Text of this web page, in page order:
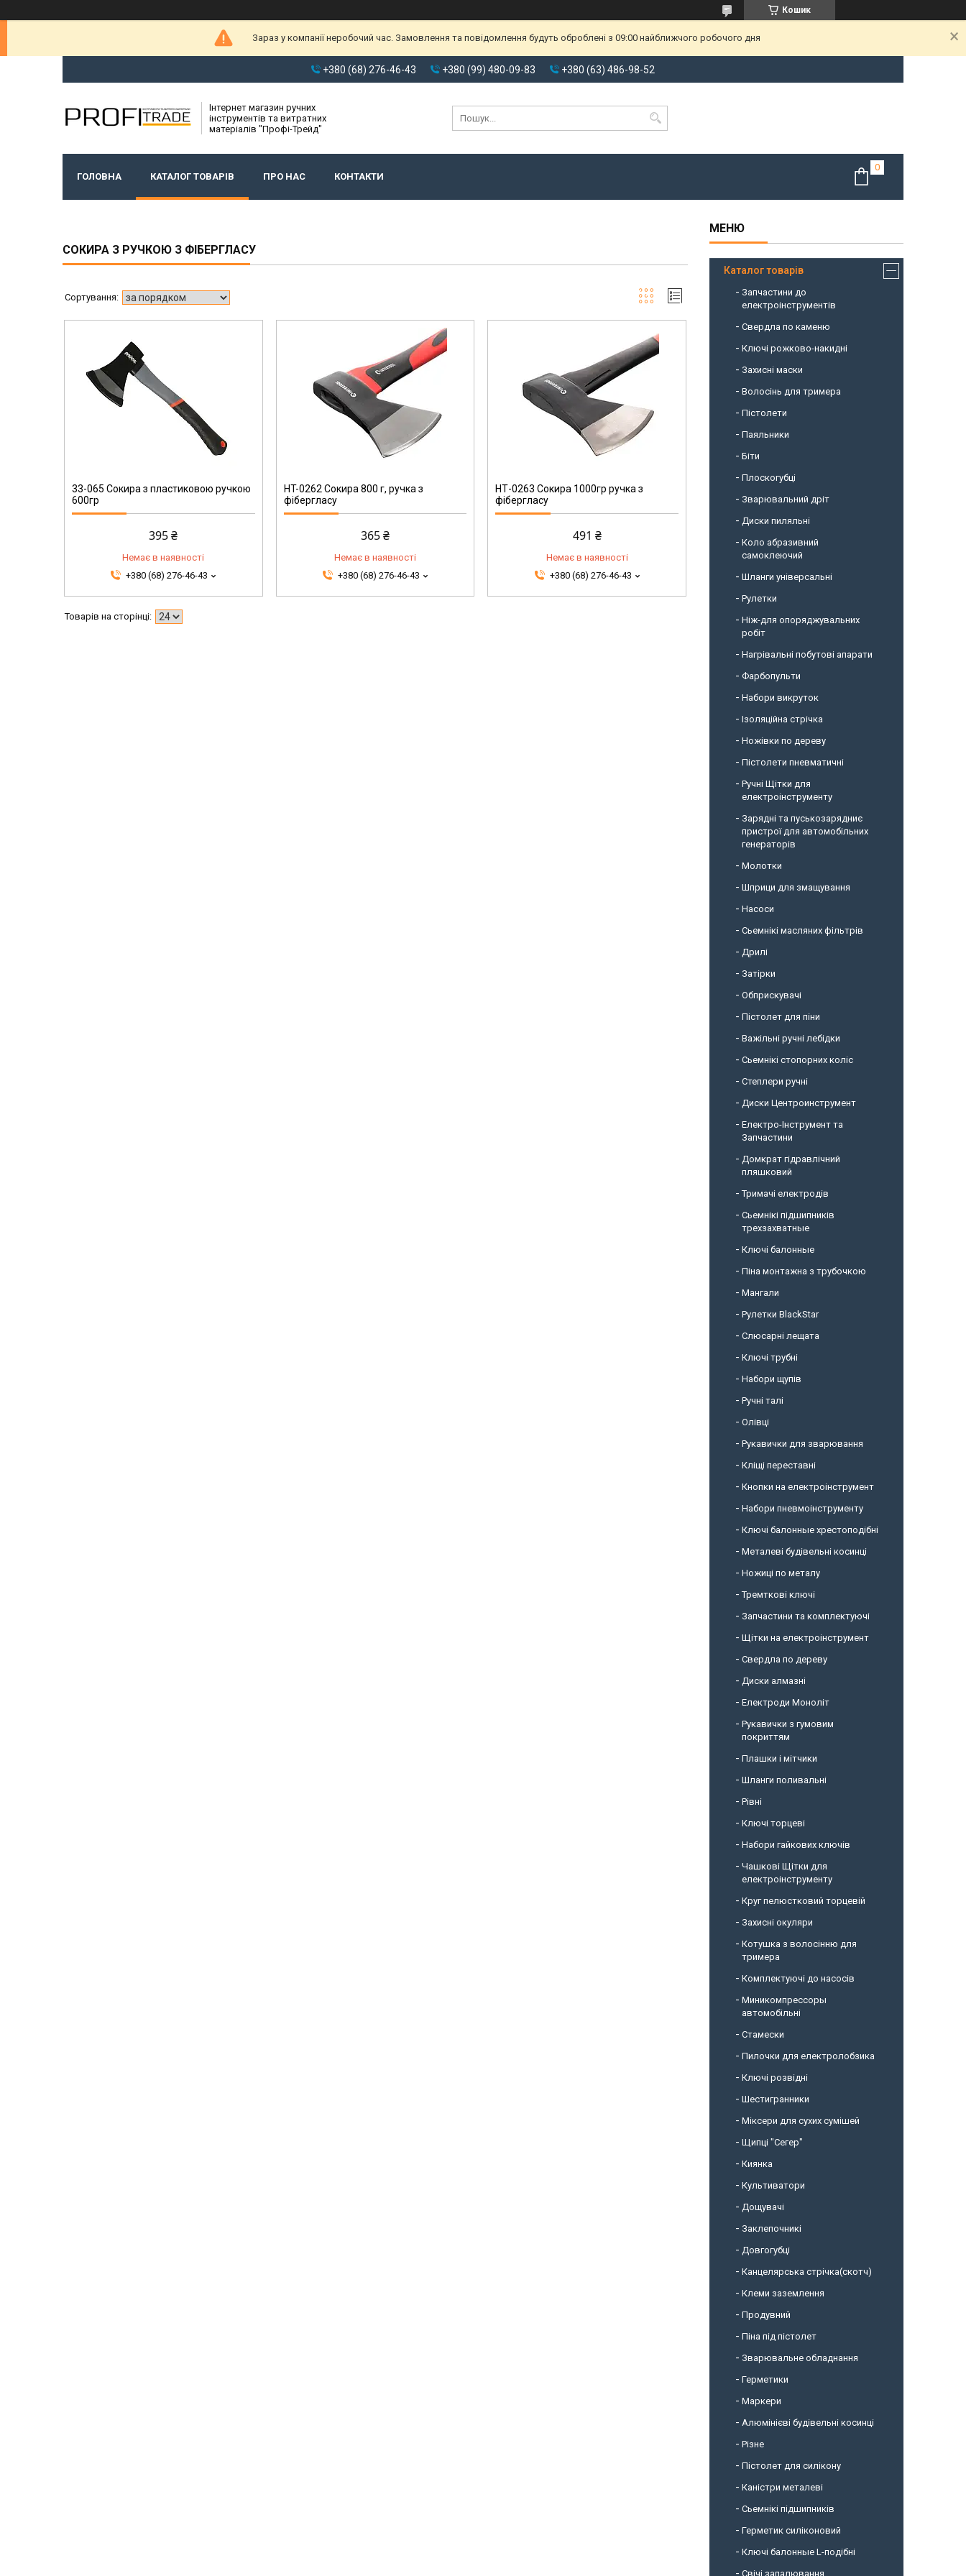
Кошик
Зараз у компанії неробочий час. Замовлення та повідомлення будуть оброблені з 09:00 найближчого робочого дня
+380 (68) 276-46-43 +380 (99) 480-09-83 +380 (63) 486-98-52
Інтернет магазин ручних
інструментів та витратних
матеріалів "Профі-Трейд"
ГОЛОВНА КАТАЛОГ ТОВАРІВ ПРО НАС КОНТАКТИ
СОКИРА З РУЧКОЮ З ФІБЕРГЛАСУ
33-065 Сокира з пластиковою ручкою
600гр
395 ₴
Немає в наявності
+380 (68) 276-46-43
HT-0262 Сокира 800 г, ручка з
фібергласу
365 ₴
Немає в наявності
+380 (68) 276-46-43
HT-0263
НТ-0263 Сокира 1000гр ручка з
фібергласу
491 ₴
Немає в наявності
+380 (68) 276-46-43
Каталог товарів
Запчастини до
електроінструментів
Свердла по каменю
Ключі рожково-накидні
Захисні маски
Волосінь для тримера
Пістолети
Паяльники
Біти
Плоскогубці
Зварювальний дріт
Диски пиляльні
Коло абразивний
самоклеючий
Шланги універсальні
Рулетки
Ніж-для опоряджувальних
робіт
Нагрівальні побутові апарати
Фарбопульти
Набори викруток
Ізоляційна стрічка
Ножівки по дереву
Пістолети пневматичні
Ручні Щітки для
електроінструменту
Зарядні та пуськозарядниє
пристрої для автомобільних
генераторів
Молотки
Шприци для змащування
Насоси
Сьемнікі масляних фільтрів
Дрилі
Затірки
Обприскувачі
Пістолет для піни
Важільні ручні лебідки
Сьемнікі стопорних коліс
Степлери ручні
Диски Центроинструмент
Електро-Інструмент та
Запчастини
Домкрат гідравлічний
пляшковий
Тримачі електродів
Сьемнікі підшипників
трехзахватные
Ключі балонные
Піна монтажна з трубочкою
Мангали
Рулетки BlackStar
Слюсарні лещата
Ключі трубні
Набори щупів
Ручні талі
Олівці
Рукавички для зварювання
Кліщі переставні
Кнопки на електроінструмент
Набори пневмоінструменту
Ключі балонные хрестоподібні
Металеві будівельні косинці
Ножиці по металу
Тремткові ключі
Запчастини та комплектуючі
Щітки на електроінструмент
Свердла по дереву
Диски алмазні
Електроди Моноліт
Рукавички з гумовим
покриттям
Плашки і мітчики
Шланги поливальні
Рівні
Ключі торцеві
Набори гайкових ключів
Чашкові Щітки для
електроінструменту
Круг пелюстковий торцевій
Захисні окуляри
Котушка з волосінню для
тримера
Комплектуючі до насосів
Миникомпрессоры
автомобільні
Стамески
Пилочки для електролобзика
Ключі розвідні
Шестигранники
Міксери для сухих сумішей
Щипці "Сегер"
Киянка
Культиватори
Дощувачі
Заклепочникі
Довгогубці
Канцелярська стрічка(скотч)
Клеми заземлення
Продувний
Піна під пістолет
Зварювальне обладнання
Герметики
Маркери
Алюмінієві будівельні косинці
Різне
Пістолет для силікону
Каністри металеві
Сьемнікі підшипників
Герметик силіконовий
Ключі балонные L-подібні
Свічі запалювання